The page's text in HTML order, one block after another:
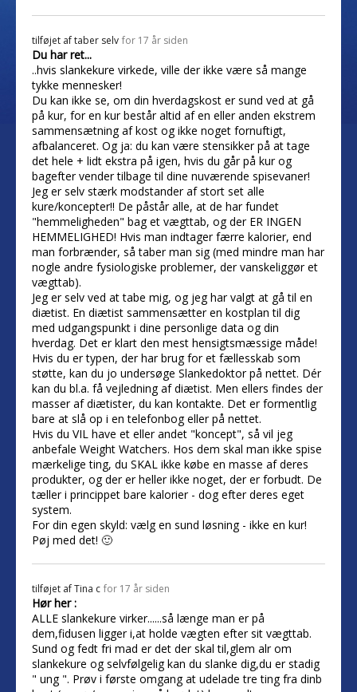
tilføjet aftaber selv for 17 år siden
Du har ret...
..hvis slankekure virkede, ville der ikke være så mange
tykke mennesker!
Du kan ikke se, om din hverdagskost er sund ved at gå
på kur, for en kur består altid af en eller anden ekstrem
sammensætning af kost og ikke noget fornuftigt,
afbalanceret. Og ja: du kan være stensikker på at tage
det hele + lidt ekstra på igen, hvis du går på kur og
bagefter vender tilbage til dine nuværende spisevaner!
Jeg er selv stærk modstander af stort set alle
kure/koncepter!! De påstår alle, at de har fundet
"hemmeligheden" bag et vægttab, og der ER INGEN
HEMMELIGHED! Hvis man indtager færre kalorier, end
man forbrænder, så taber man sig (med mindre man har
nogle andre fysiologiske problemer, der vanskeliggør et
vægttab).
Jeg er selv ved at tabe mig, og jeg har valgt at gå til en
diætist. En diætist sammensætter en kostplan til dig
med udgangspunkt i dine personlige data og din
hverdag. Det er klart den mest hensigtsmæssige måde!
Hvis du er typen, der har brug for et fællesskab som
støtte, kan du jo undersøge Slankedoktor på nettet. Dér
kan du bl.a. få vejledning af diætist. Men ellers findes der
masser af diætister, du kan kontakte. Det er formentlig
bare at slå op i en telefonbog eller på nettet.
Hvis du VIL have et eller andet "koncept", så vil jeg
anbefale Weight Watchers. Hos dem skal man ikke spise
mærkelige ting, du SKAL ikke købe en masse af deres
produkter, og der er heller ikke noget, der er forbudt. De
tæller i princippet bare kalorier - dog efter deres eget
system.
For din egen skyld: vælg en sund løsning - ikke en kur!
Pøj med det! 🙂
tilføjet afTina c for 17 år siden
Hør her :
ALLE slankekure virker......så længe man er på
dem,fidusen ligger i,at holde vægten efter sit vægttab.
Sund og fedt fri mad er det der skal til,glem alr om
slankekure og selvfølgelig kan du slanke dig,du er stadig
" ung ". Prøv i første omgang at udelade tre ting fra dinb